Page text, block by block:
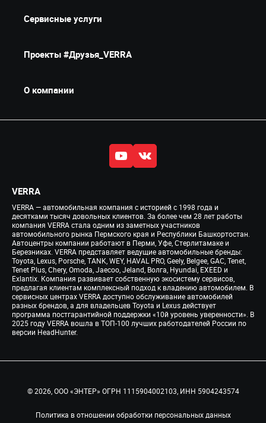
Сервисные услуги
Проекты #Друзья_VERRA
О компании
VERRA
VERRA — автомобильная компания с историей с 1998 года и
десятками тысяч довольных клиентов. За более чем 28 лет работы
компания VERRA стала одним из заметных участников
автомобильного рынка Пермского края и Республики Башкортостан.
Автоцентры компании работают в Перми, Уфе, Стерлитамаке и
Березниках. VERRA представляет ведущие автомобильные бренды:
Toyota, Lexus, Porsche, TANK, WEY, HAVAL PRO, Geely, Belgee, GAC, Tenet,
Tenet Plus, Chery, Omoda, Jaecoo, Jeland, Волга, Hyundai, EXEED и
Exlantix. Компания развивает собственную экосистему сервисов,
предлагая клиентам комплексный подход к владению автомобилем. В
сервисных центрах VERRA доступно обслуживание автомобилей
разных брендов, а для владельцев Toyota и Lexus действует
программа постгарантийной поддержки «10й уровень уверенности». В
2025 году VERRA вошла в ТОП-100 лучших работодателей России по
версии HeadHunter.
© 2026, ООО «ЭНТЕР» ОГРН 1115904002103, ИНН 5904243574
Политика в отношении обработки персональных данных